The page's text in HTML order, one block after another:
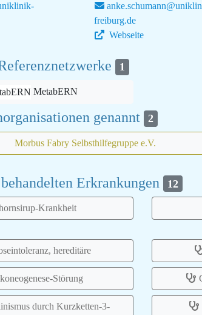
freiburg.de
Webseite
1
MetabERN
genannt 2
Morbus Fabry Selbsthilfegruppe e.V.
Erkrankungen 12
Krankheit
hereditäre
Störung
durch Kurzketten-3-